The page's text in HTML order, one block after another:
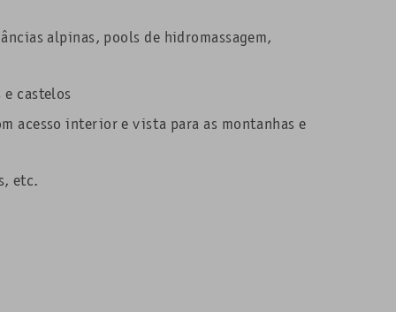
alpinas, pools de hidromassagem,
castelos
acesso interior e vista para as montanhas e
etc.